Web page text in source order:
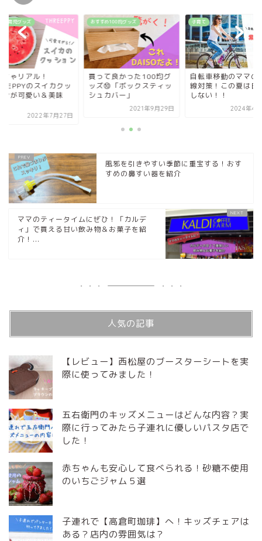
め育児グッズ
ゃリアル！
のスイカクッ
ンが可愛い＆美味
2022年7月27日
おすすめ100均グッズ
買って良かった100均グ
ッズ⑩「ボックスティッ
シュカバー」
2021年9月29日
子育て
自転車移動のママの
線対策！この夏は日
しない！！
2024年4
風邪を引きやすい季節に重宝する！おす
すめの鼻すい器を紹介
ママのティータイムにぜひ！「カルデ
ィ」で買える甘い飲み物＆お菓子を紹
介！...
人気の記事
【レビュー】西松屋のブースターシートを実
際に使ってみました！
五右衛門のキッズメニューはどんな内容？実
際に行ってみたら子連れに優しいパスタ店で
した！
赤ちゃんも安心して食べられる！砂糖不使用
のいちごジャム５選
子連れで【高倉町珈琲】へ！キッズチェアは
ある？店内の雰囲気は？